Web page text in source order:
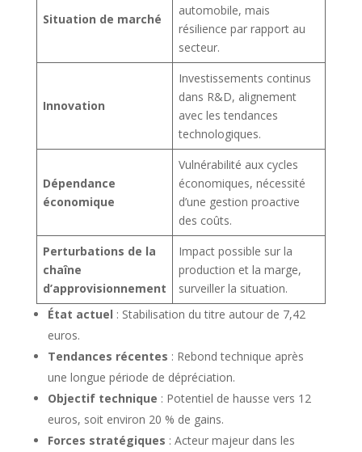
Situation de marché
automobile, mais
résilience par rapport au
secteur.
Innovation
Investissements continus
dans R&D, alignement
avec les tendances
technologiques.
Dépendance
économique
Vulnérabilité aux cycles
économiques, nécessité
d’une gestion proactive
des coûts.
Perturbations de la
chaîne
d’approvisionnement
Impact possible sur la
production et la marge,
surveiller la situation.
État actuel : Stabilisation du titre autour de 7,42
euros.
Tendances récentes : Rebond technique après
une longue période de dépréciation.
Objectif technique : Potentiel de hausse vers 12
euros, soit environ 20 % de gains.
Forces stratégiques : Acteur majeur dans les